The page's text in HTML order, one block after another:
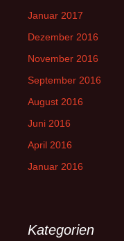
Januar 2017
Dezember 2016
November 2016
September 2016
August 2016
Juni 2016
April 2016
Januar 2016
Kategorien